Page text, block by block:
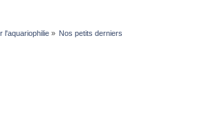
l'aquariophilie» Nos petits derniers